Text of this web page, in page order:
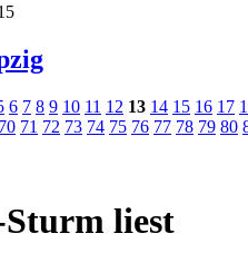
6 7 8 9 10 11 12 13 14 15 16 17
70 71 72 73 74 75 76 77 78 79 80
liest